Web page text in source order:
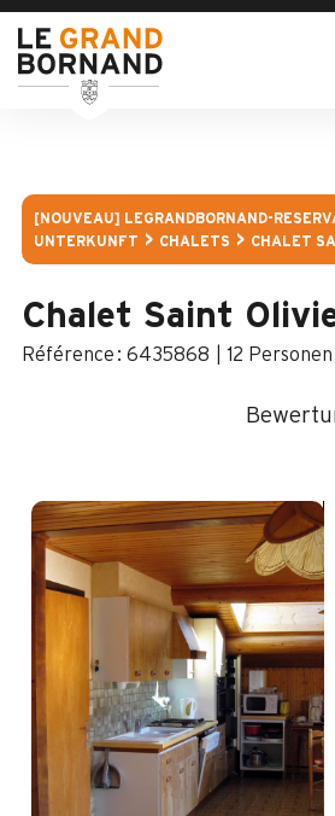
[NOUVEAU] LEGRANDBORNAND-
UNTERKUNFT
CHALETS CHALET
Chalet Saint
: 6435868 12 Personen